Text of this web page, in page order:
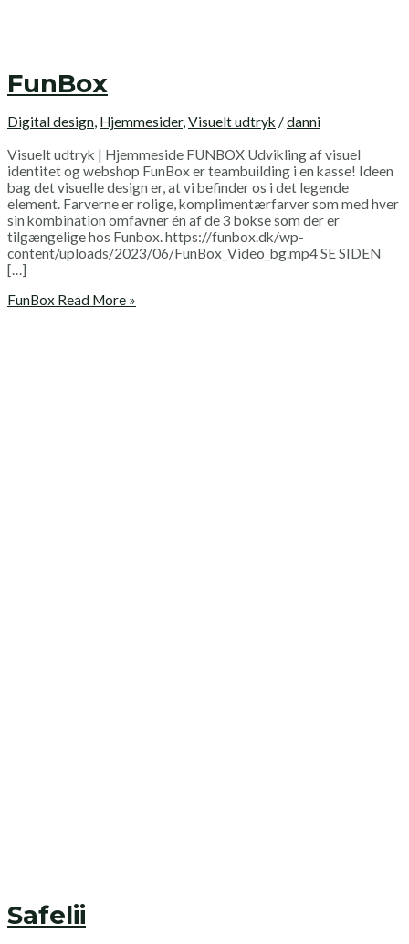
FunBox
Digital design, Hjemmesider,Visuelt udtryk /danni
Visuelt udtryk | Hjemmeside FUNBOX Udvikling af visuel
identitet og webshop FunBox er teambuilding i en kasse! Ideen
bag det visuelle design er, at vi befinder os i det legende
element. Farverne er rolige, komplimentærfarver som med hver
sin kombination omfavner én af de 3 bokse som der er
tilgængelige hos Funbox. https://funbox.dk/wp-
content/uploads/2023/06/FunBox_Video_bg.mp4 SE SIDEN
[…]
FunBox Read More »
Safelii